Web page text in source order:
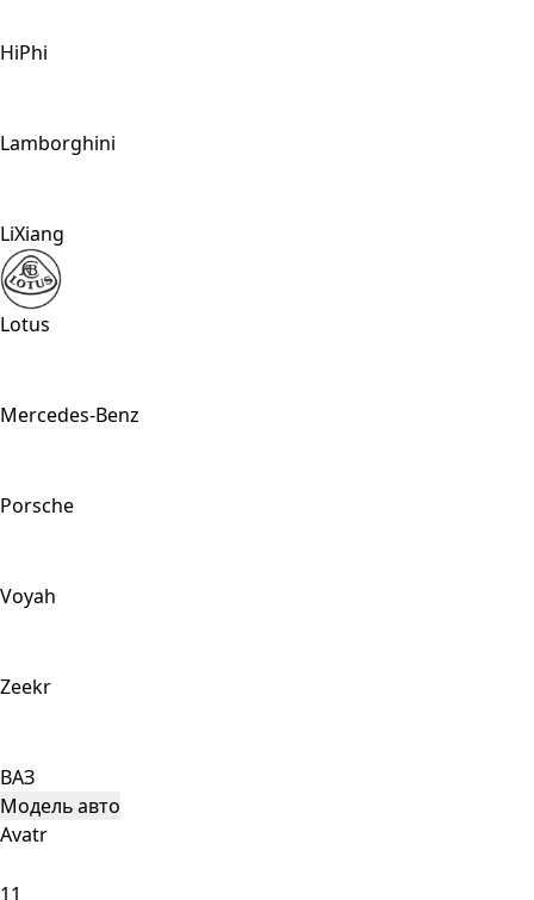
HiPhi
Lamborghini
LiXiang
Lotus
Mercedes-Benz
Porsche
Voyah
Zeekr
ВАЗ
Модель авто
Avatr
11